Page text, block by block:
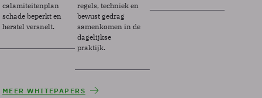
calamiteitenplan
schade beperkt en
herstel versnelt.
regels, techniek en
bewust gedrag
samenkomen in de
dagelijkse
praktijk.
MEER WHITEPAPERS